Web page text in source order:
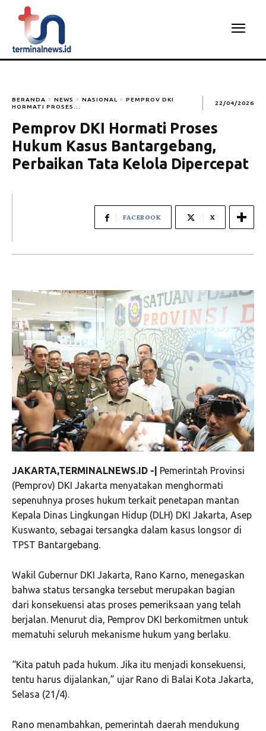
BERANDA NEWS NASIONAL
PEMPROV DKI
HORMATI PROSES...
22/04/2026
Pemprov DKI Hormati Proses
Hukum Kasus Bantargebang,
Perbaikan Tata Kelola Dipercepat
FACEBOOK X
JAKARTA,TERMINALNEWS.ID -| Pemerintah Provinsi
(Pemprov) DKI Jakarta menyatakan menghormati
sepenuhnya proses hukum terkait penetapan mantan
Kepala Dinas Lingkungan Hidup (DLH) DKI Jakarta, Asep
Kuswanto, sebagai tersangka dalam kasus longsor di
TPST Bantargebang.
Wakil Gubernur DKI Jakarta, Rano Karno, menegaskan
bahwa status tersangka tersebut merupakan bagian
dari konsekuensi atas proses pemeriksaan yang telah
berjalan. Menurut dia, Pemprov DKI berkomitmen untuk
mematuhi seluruh mekanisme hukum yang berlaku.
“Kita patuh pada hukum. Jika itu menjadi konsekuensi,
tentu harus dijalankan,” ujar Rano di Balai Kota Jakarta,
Selasa (21/4).
Rano menambahkan, pemerintah daerah mendukung